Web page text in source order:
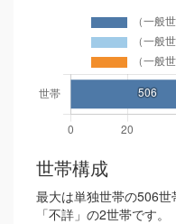
世帯構成
最大は単独世帯の506
「不詳」の2世帯です。